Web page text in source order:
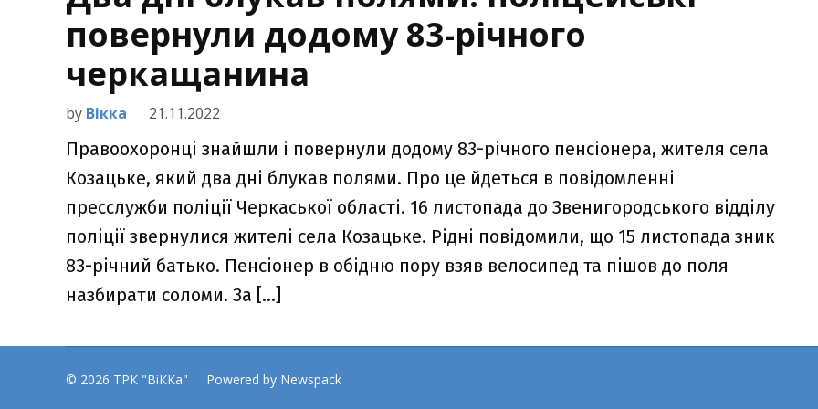
повернули додому 83-річного
черкащанина
by Вікка 21.11.2022
Правоохоронці знайшли і повернули додому 83-річного пенсіонера, жителя села
Козацьке, який два дні блукав полями. Про це йдеться в повідомленні
пресслужби поліції Черкаської області. 16 листопада до Звенигородського відділу
поліції звернулися жителі села Козацьке. Рідні повідомили, що 15 листопада зник
83-річний батько. Пенсіонер в обідню пору взяв велосипед та пішов до поля
назбирати соломи. За […]
© 2026 ТРК "ВіККа" Powered by Newspack